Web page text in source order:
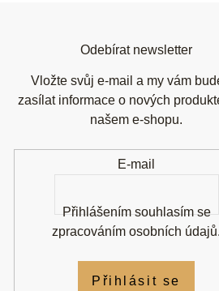
Odebírat newsletter
Vložte svůj e-mail a my vám
zasílat informace o nových
našem e-shopu.
E-mail
Přihlášením souhlasím se
zpracováním osobních údajů.
Přihlásit se